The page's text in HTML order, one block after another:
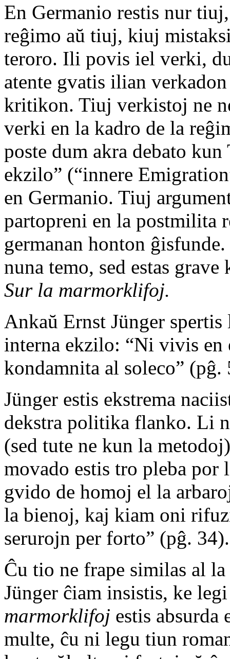
En Germanio restis nur
reĝimo aŭ tiuj, kiuj
teroro. Ili povis iel verki,
atente gvatis ilian
kritikon. Tiuj verkistoj ne
verki en la kadro de la
poste dum akra debato
ekzilo” (“innere
en Germanio. Tiuj
partopreni en la postmilita
germanan honton
nuna temo, sed estas
Sur la marmorklifoj.
Ankaŭ Ernst Jünger
interna ekzilo: “Ni vivis en
kondamnita al soleco” (pĝ.
Jünger estis ekstrema
dekstra politika flanko. Li
(sed tute ne kun la
movado estis tro pleba por
gvido de homoj el la
la bienoj, kaj kiam oni
serurojn per forto” (pĝ. 34).
Ĉu tio ne frape similas al
Jünger ĉiam insistis, ke
marmorklifoj estis absurda
multe, ĉu ni legu tiun